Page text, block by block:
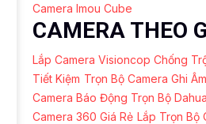
Camera Imou Cube
CAMERA THEO
Lắp Camera Visioncop Chống
Tiết Kiệm Trọn Bộ Camera Ghi Âm
Camera Báo Động Trọn Bộ Dahua
Camera 360 Giá Rẻ Lắp Trọn Bộ